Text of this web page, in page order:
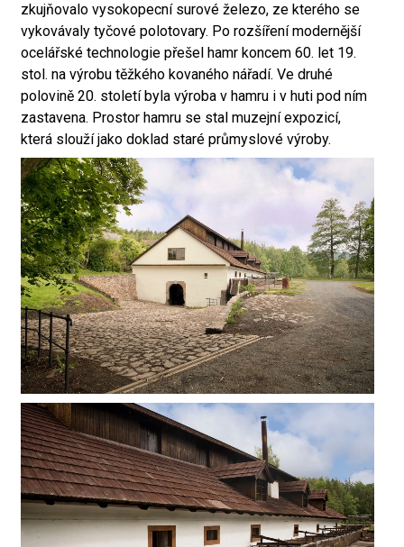
zkujňovalo vysokopecní surové železo, ze kterého se
vykovávaly tyčové polotovary. Po rozšíření modernější
ocelářské technologie přešel hamr koncem 60. let 19.
stol. na výrobu těžkého kovaného nářadí. Ve druhé
polovině 20. století byla výroba v hamru i v huti pod ním
zastavena. Prostor hamru se stal muzejní expozicí,
která slouží jako doklad staré průmyslové výroby.